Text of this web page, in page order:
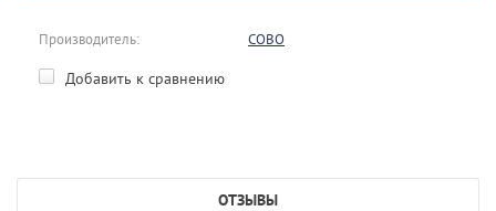
Производитель: COBO
Добавить к сравнению
ОТЗЫВЫ